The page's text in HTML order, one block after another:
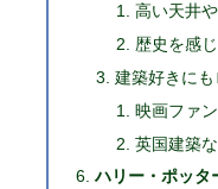
高い天井
歴史を感
建築好きに
映画ファ
英国建築
ハリー・ポッタ